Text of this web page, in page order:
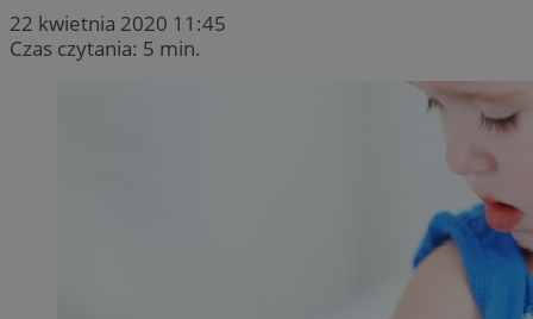
22 kwietnia 2020 11:45
Czas czytania: 5 min.